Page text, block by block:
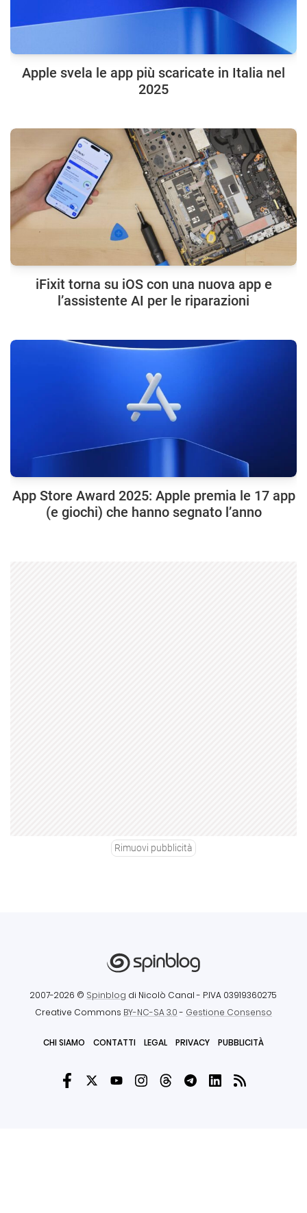
Apple svela le app più scaricate in Italia nel
2025
iFixit torna su iOS con una nuova app e
l’assistente AI per le riparazioni
App Store Award 2025: Apple premia le 17 app
(e giochi) che hanno segnato l’anno
Rimuovi pubblicità
2007-2026 © Spinblog di Nicolò Canal - P.IVA 03919360275
Creative Commons BY-NC-SA 3.0- Gestione Consenso
CHI SIAMO CONTATTI LEGAL PRIVACY PUBBLICITÀ